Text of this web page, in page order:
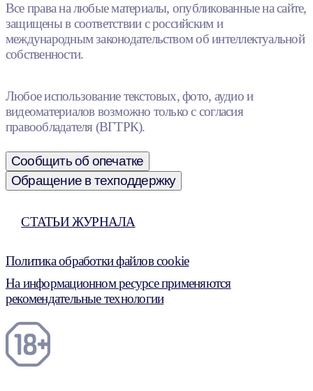
Все права на любые материалы, опубликованные на сайте,
защищены в соответствии с российским и
международным законодательством об интеллектуальной
собственности.
Любое использование текстовых, фото, аудио и
видеоматериалов возможно только с согласия
правообладателя (ВГТРК).
Сообщить об опечатке
Обращение в техподдержку
СТАТЬИ ЖУРНАЛА
Политика обработки файлов cookie
На информационном ресурсе применяются
рекомендательные технологии